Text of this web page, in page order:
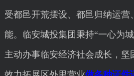
受都邑开荒摆设、都邑归纳运营
能。临安城投集团秉持“一心为
主动办事临安经济社会成长，坚